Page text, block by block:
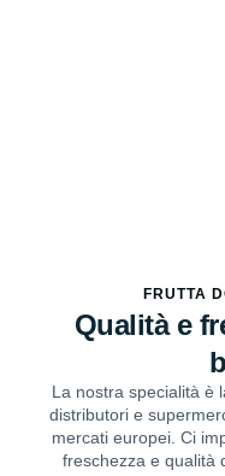
FRUTTA
Qualità e
La nostra specialità è
distributori e
mercati europei. Ci
freschezza e qualità